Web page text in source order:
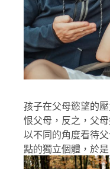
孩子在父母慾望的
恨父母，反之，父
以不同的角度看待
點的獨立個體，於